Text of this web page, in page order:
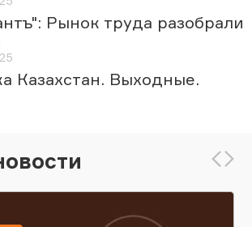
Рынок труда разобрали
Казахстан. Выходные.